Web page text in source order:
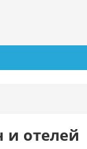
и отелей